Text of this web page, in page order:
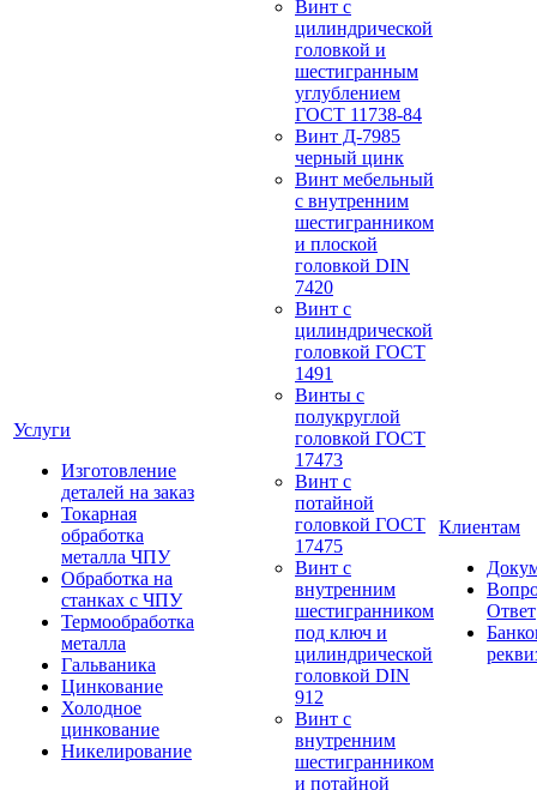
Услуги
Изготовление
деталей на заказ
Токарная
обработка
металла ЧПУ
Обработка на
станках с ЧПУ
Термообработка
металла
Гальваника
Цинкование
Холодное
цинкование
Никелирование
Винт с
цилиндрической
головкой и
шестигранным
углублением
ГОСТ 11738-84
Винт Д-7985
черный цинк
Винт мебельный
с внутренним
шестигранником
и плоской
головкой DIN
7420
Винт с
цилиндрической
головкой ГОСТ
1491
Винты с
полукруглой
головкой ГОСТ
17473
Винт с
потайной
головкой ГОСТ
17475
Винт с
внутренним
шестигранником
под ключ и
цилиндрической
головкой DIN
912
Винт с
внутренним
шестигранником
и потайной
Клиентам
Ответ